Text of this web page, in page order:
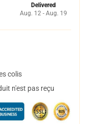
Delivered
Aug. 12 - Aug. 19
colis
n'est pas reçu